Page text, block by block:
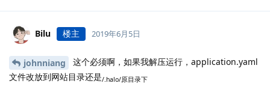
Bilu 楼主 2019年6月5日
johnniang
这个必须啊，如果我解压运行，application.yaml
文件改放到网站目录还是/.halo/原目录下